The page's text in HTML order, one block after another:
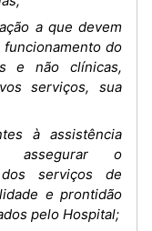
a que devem
do
e não clínicas,
serviços, sua
à assistência
assegurar o
dos serviços de
e prontidão
pelo Hospital;